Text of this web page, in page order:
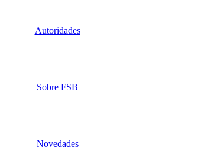
Autoridades
Sobre FSB
Novedades